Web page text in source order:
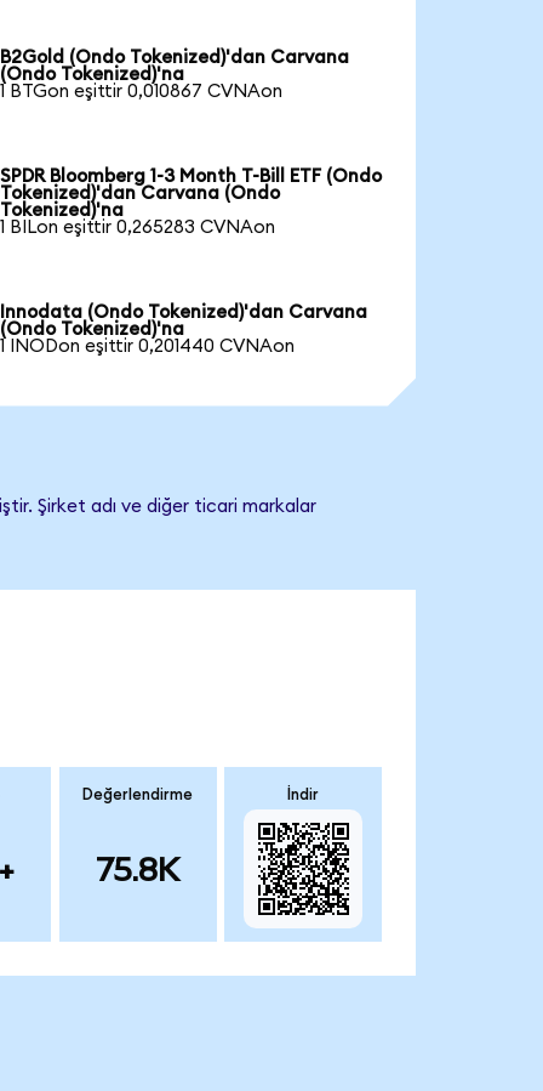
B2Gold (Ondo Tokenized)'dan Carvana
(Ondo Tokenized)'na
1 BTGon eşittir 0,010867 CVNAon
SPDR Bloomberg 1-3 Month T-Bill ETF (Ondo
Tokenized)'dan Carvana (Ondo
Tokenized)'na
1 BILon eşittir 0,265283 CVNAon
Innodata (Ondo Tokenized)'dan Carvana
(Ondo Tokenized)'na
1 INODon eşittir 0,201440 CVNAon
Şirket adı ve diğer ticari markalar
Değerlendirme
75.8K
İndir